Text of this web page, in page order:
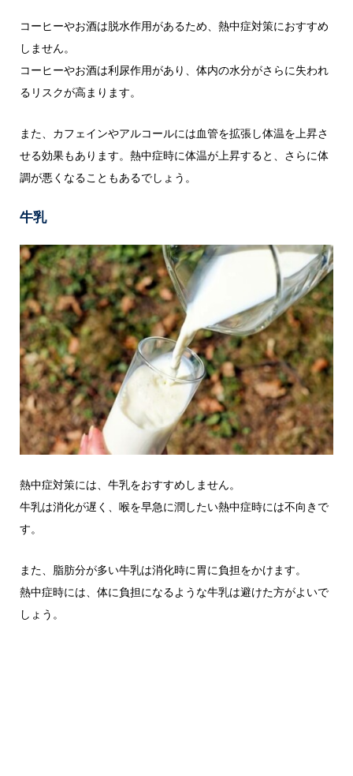
コーヒーやお酒は脱水作用があるため、熱中症対策におすすめ
しません。
コーヒーやお酒は利尿作用があり、体内の水分がさらに失われ
るリスクが高まります。
また、カフェインやアルコールには血管を拡張し体温を上昇さ
せる効果もあります。熱中症時に体温が上昇すると、さらに体
調が悪くなることもあるでしょう。
牛乳
熱中症対策には、牛乳をおすすめしません。
牛乳は消化が遅く、喉を早急に潤したい熱中症時には不向きで
す。
また、脂肪分が多い牛乳は消化時に胃に負担をかけます。
熱中症時には、体に負担になるような牛乳は避けた方がよいで
しょう。